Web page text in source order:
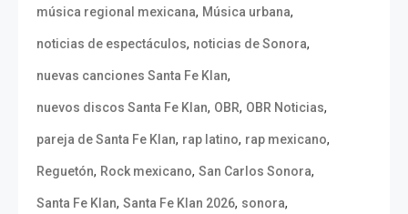
música regional mexicana, Música urbana,
noticias de espectáculos, noticias de Sonora,
nuevas canciones Santa Fe Klan,
nuevos discos Santa Fe Klan, OBR, OBR Noticias,
pareja de Santa Fe Klan, rap latino, rap mexicano,
Reguetón, Rock mexicano, San Carlos Sonora,
Santa Fe Klan, Santa Fe Klan 2026, sonora,